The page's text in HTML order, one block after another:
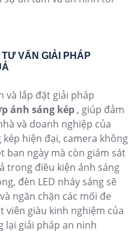
VẤN GIẢI PHÁP
và lắp đặt giải pháp
ánh sáng kép , giúp đảm
và doanh nghiệp của
hiện đại, camera không
ban ngày mà còn giám sát
trong điều kiện ánh sáng
đèn LED nháy sáng sẽ
ngăn chặn các mối đe
viên giàu kinh nghiệm của
lại giải pháp an ninh